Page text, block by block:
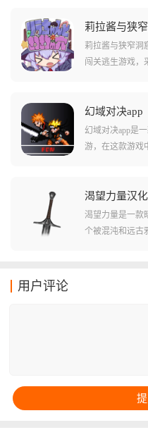
直接对故事剧情
认知。游戏中还
说需要自己拼凑
莉拉酱与狭
莉拉酱与狭窄洞
闯关逃生游戏，
后触手怪鱼的追
独特的怪物和攻
中不断前进，通
幻域对决app
幻域对决app是
游，在这款游戏
轻松的搓出一系
力提升很多!游戏
种模式，让您能
渴望力量汉
渴望力量是一款
个被混沌和远古
用户评论